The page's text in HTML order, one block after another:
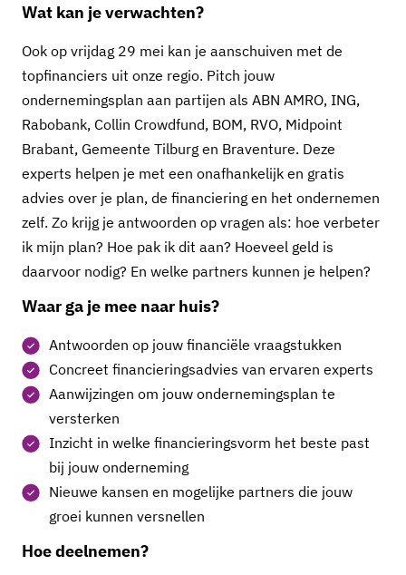
Wat kan je verwachten?
Ook op vrijdag 29 mei kan je aanschuiven met de
topfinanciers uit onze regio. Pitch jouw
ondernemingsplan aan partijen als ABN AMRO, ING,
Rabobank, Collin Crowdfund, BOM, RVO, Midpoint
Brabant, Gemeente Tilburg en Braventure. Deze
experts helpen je met een onafhankelijk en gratis
advies over je plan, de financiering en het ondernemen
zelf. Zo krijg je antwoorden op vragen als: hoe verbeter
ik mijn plan? Hoe pak ik dit aan? Hoeveel geld is
daarvoor nodig? En welke partners kunnen je helpen?
Waar ga je mee naar huis?
Antwoorden op jouw financiële vraagstukken
Concreet financieringsadvies van ervaren experts
Aanwijzingen om jouw ondernemingsplan te
versterken
Inzicht in welke financieringsvorm het beste past
bij jouw onderneming
Nieuwe kansen en mogelijke partners die jouw
groei kunnen versnellen
Hoe deelnemen?